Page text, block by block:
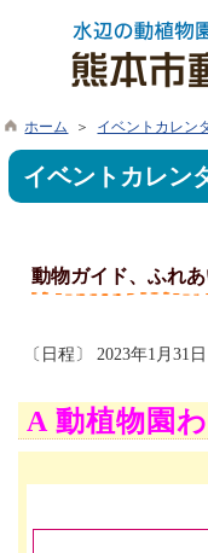
ホーム ＞ イベントカレン
イベントカレン
動物ガイド、ふれ
〔日程〕 2023年1月31日
A 動植物園